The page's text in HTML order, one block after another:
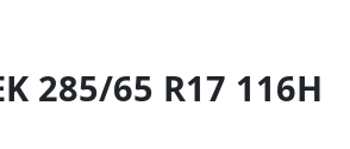
285/65 R17 116H